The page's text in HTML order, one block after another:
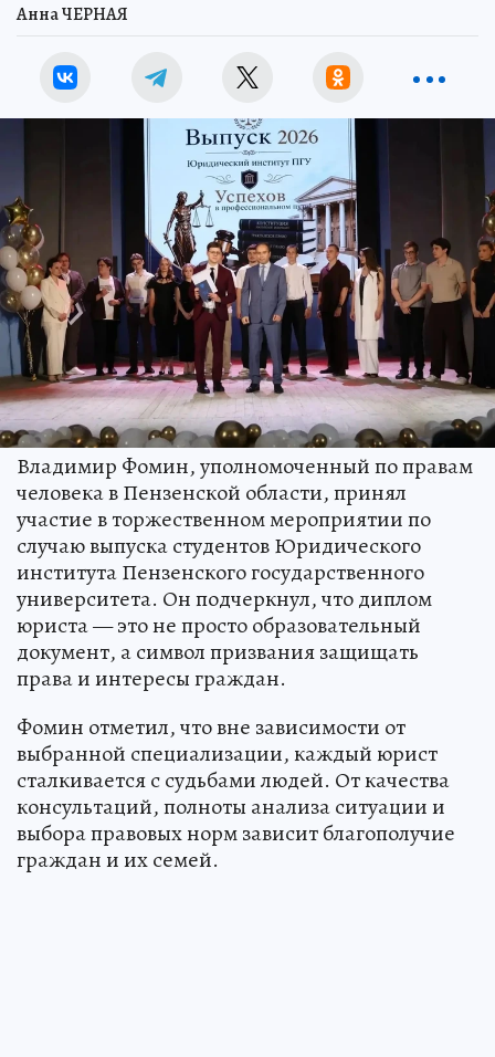
Анна ЧЕРНАЯ
Владимир Фомин, уполномоченный по правам
человека в Пензенской области, принял
участие в торжественном мероприятии по
случаю выпуска студентов Юридического
института Пензенского государственного
университета. Он подчеркнул, что диплом
юриста — это не просто образовательный
документ, а символ призвания защищать
права и интересы граждан.
Фомин отметил, что вне зависимости от
выбранной специализации, каждый юрист
сталкивается с судьбами людей. От качества
консультаций, полноты анализа ситуации и
выбора правовых норм зависит благополучие
граждан и их семей.